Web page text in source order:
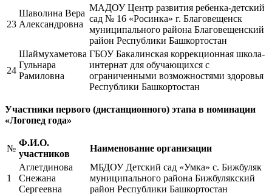
23
Шаволина Вера
Александровна
МАДОУ Центр развития ребенка-детский
сад № 16 «Росинка» г. Благовещенск
муниципального района Благовещенский
район Республики Башкортостан
24
Шаймухаметова
Гульнара
Рамиловна
ГБОУ Бакалинская коррекционная школа-
интернат для обучающихся с
ограниченными возможностями здоровья
Республики Башкортостан
Участники первого (дистанционного) этапа в номинации
«Логопед года»
№
Ф.И.О.
участников
Наименование организации
1
Аглетдинова
Снежана
Сергеевна
МБДОУ Детский сад «Умка» с. Бижбуляк
муниципального района Бижбулякский
район Республики Башкортостан